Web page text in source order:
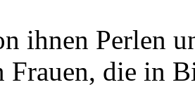
ihnen Perlen
Frauen, die in